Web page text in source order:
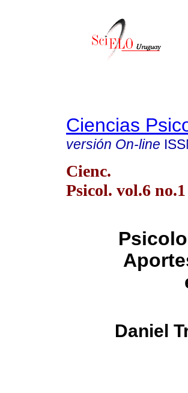
Ciencias
versión On-line
Cienc.
Psicol. vol.6
Daniel